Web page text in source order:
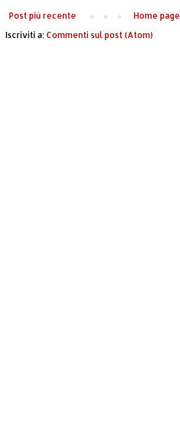
Post più recente
Home page
Iscriviti a: Commenti sul post (Atom)